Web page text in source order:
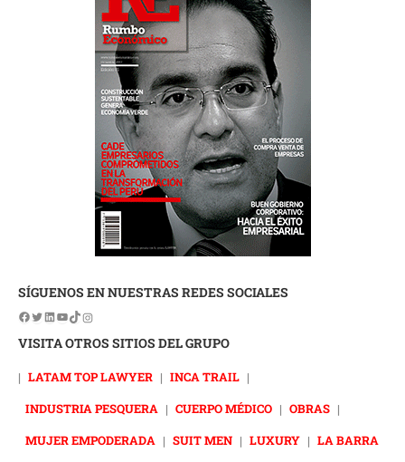
SÍGUENOS EN NUESTRAS REDES SOCIALES
VISITA OTROS SITIOS DEL GRUPO
| LATAM TOP LAWYER | INCA TRAIL |
INDUSTRIA PESQUERA | CUERPO MÉDICO | OBRAS |
MUJER EMPODERADA | SUIT MEN | LUXURY | LA BARRA